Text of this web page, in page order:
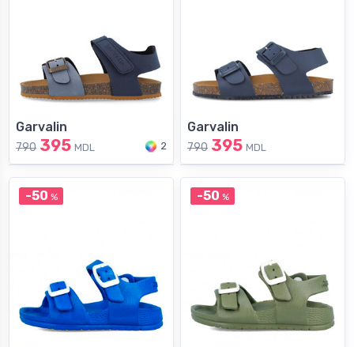
Garvalin
790 395 MDL 2
Garvalin
790 395 MDL
-50 % -50 %